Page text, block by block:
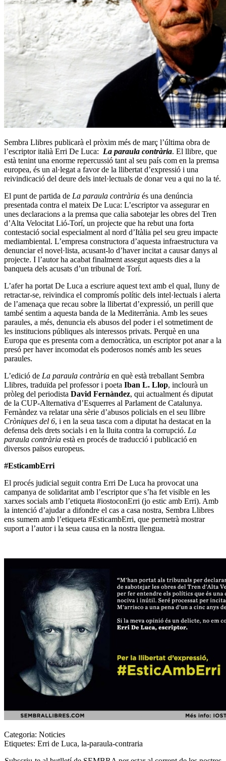
Sembra Llibres publicarà el pròxim més de març l’última obra de
l’escriptor italià Erri De Luca: La paraula contrària. El llibre, que
està tenint una enorme repercussió tant al seu país com en la premsa
europea, és un al·legat a favor de la llibertat d’expressió i una
reivindicació del deure dels intel·lectuals de donar veu a qui no la té.
El punt de partida de La paraula contrària és una denúncia
presentada contra el mateix De Luca: L’escriptor va assegurar en
unes declaracions a la premsa que calia sabotejar les obres del Tren
d’Alta Velocitat Lió-Torí, un projecte que ha rebut una forta
contestació social especialment al nord d’Itàlia pel seu greu impacte
mediambiental. L’empresa constructora d’aquesta infraestructura va
denunciar el novel·lista, acusant-lo d’haver incitat a causar danys al
projecte. I l’autor ha acabat finalment assegut aquests dies a la
banqueta dels acusats d’un tribunal de Torí.
L’afer ha portat De Luca a escriure aquest text amb el qual, lluny de
retractar-se, reivindica el compromís polític dels intel·lectuals i alerta
de l’amenaça que recau sobre la llibertat d’expressió, un perill que
també sentim a aquesta banda de la Mediterrània. Amb les seues
paraules, a més, denuncia els abusos del poder i el sotmetiment de
les institucions públiques als interessos privats. Perquè en una
Europa que es presenta com a democràtica, un escriptor pot anar a la
presó per haver incomodat els poderosos només amb les seues
paraules.
L’edició de La paraula contrària en què està treballant Sembra
Llibres, traduïda pel professor i poeta Iban L. Llop, inclourà un
pròleg del periodista David Fernàndez, qui actualment és diputat
de la CUP-Alternativa d’Esquerres al Parlament de Catalunya.
Fernàndez va relatar una sèrie d’abusos policials en el seu llibre
Cròniques del 6, i en la seua tasca com a diputat ha destacat en la
defensa dels drets socials i en la lluita contra la corrupció. La
paraula contrària està en procés de traducció i publicació en
diversos països europeus.
#EsticambErri
El procés judicial seguit contra Erri De Luca ha provocat una
campanya de solidaritat amb l’escriptor que s’ha fet visible en les
xarxes socials amb l’etiqueta #iostoconErri (jo estic amb Erri). Amb
la intenció d’ajudar a difondre el cas a casa nostra, Sembra Llibres
ens sumem amb l’etiqueta #EsticambErri, que permetrà mostrar
suport a l’autor i la seua causa en la nostra llengua.
Categoria: Noticies
Etiquetes: Erri de Luca, la-paraula-contraria